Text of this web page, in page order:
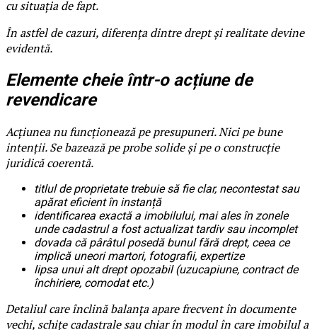
cu situația de fapt.
În astfel de cazuri, diferența dintre drept și realitate devine
evidentă.
Elemente cheie într-o acțiune de
revendicare
Acțiunea nu funcționează pe presupuneri. Nici pe bune
intenții. Se bazează pe probe solide și pe o construcție
juridică coerentă.
titlul de proprietate trebuie să fie clar, necontestat sau
apărat eficient în instanță
identificarea exactă a imobilului, mai ales în zonele
unde cadastrul a fost actualizat tardiv sau incomplet
dovada că pârâtul posedă bunul fără drept, ceea ce
implică uneori martori, fotografii, expertize
lipsa unui alt drept opozabil (uzucapiune, contract de
închiriere, comodat etc.)
Detaliul care înclină balanța apare frecvent în documente
vechi, schițe cadastrale sau chiar în modul în care imobilul a